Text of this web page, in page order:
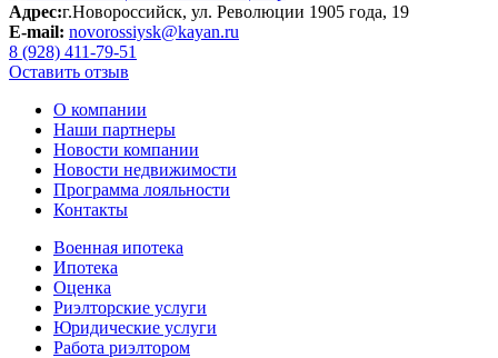
Адрес:г.Новороссийск, ул. Революции 1905 года, 19
E-mail: novorossiysk@kayan.ru
8 (928) 411-79-51
Оставить отзыв
О компании
Наши партнеры
Новости компании
Новости недвижимости
Программа лояльности
Контакты
Военная ипотека
Ипотека
Оценка
Риэлторские услуги
Юридические услуги
Работа риэлтором